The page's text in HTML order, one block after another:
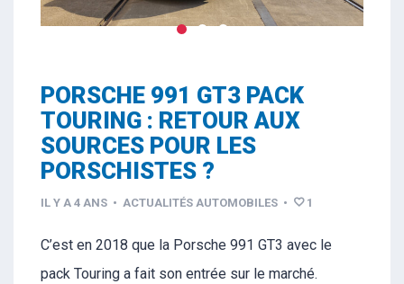
PORSCHE 991 GT3 PACK
TOURING : RETOUR AUX
SOURCES POUR LES
PORSCHISTES ?
IL Y A 4 ANS • ACTUALITÉS AUTOMOBILES • 1
C’est en 2018 que la Porsche 991 GT3 avec le
pack Touring a fait son entrée sur le marché.